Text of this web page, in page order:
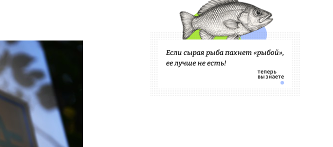
Если сырая рыба пахнет «рыбой»,
ее лучше не есть!